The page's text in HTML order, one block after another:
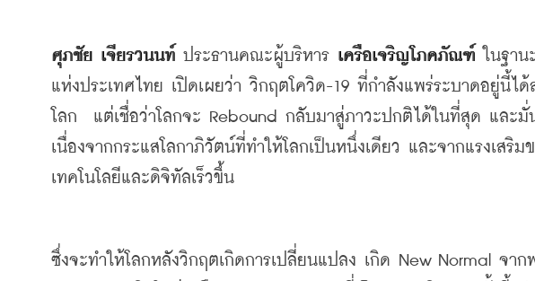
ศุภชัย เจียรวนนท์ ประธานคณะผู้บริหาร เครือเจริญโภคภัณฑ์
ในฐา
แห่งประเทศไทย เปิดเผยว่า วิกฤตโควิด-19 ที่กำลังแพร่ระบาดอยู่นี้ได้
โลก
แต่เชื่อว่าโลกจะ Rebound กลับมาสู่ภาวะปกติได้ในที่สุด และมั่
เนื่องจากกระแสโลกาภิวัตน์ที่ทำให้โลกเป็นหนึ่งเดียว
และจากแรงเสริม
เทคโนโลยีและดิจิทัลเร็วขึ้น
ซึ่งจะทำให้โลกหลังวิกฤตเกิดการเปลี่ยนแปลง เกิด New Normal จาก